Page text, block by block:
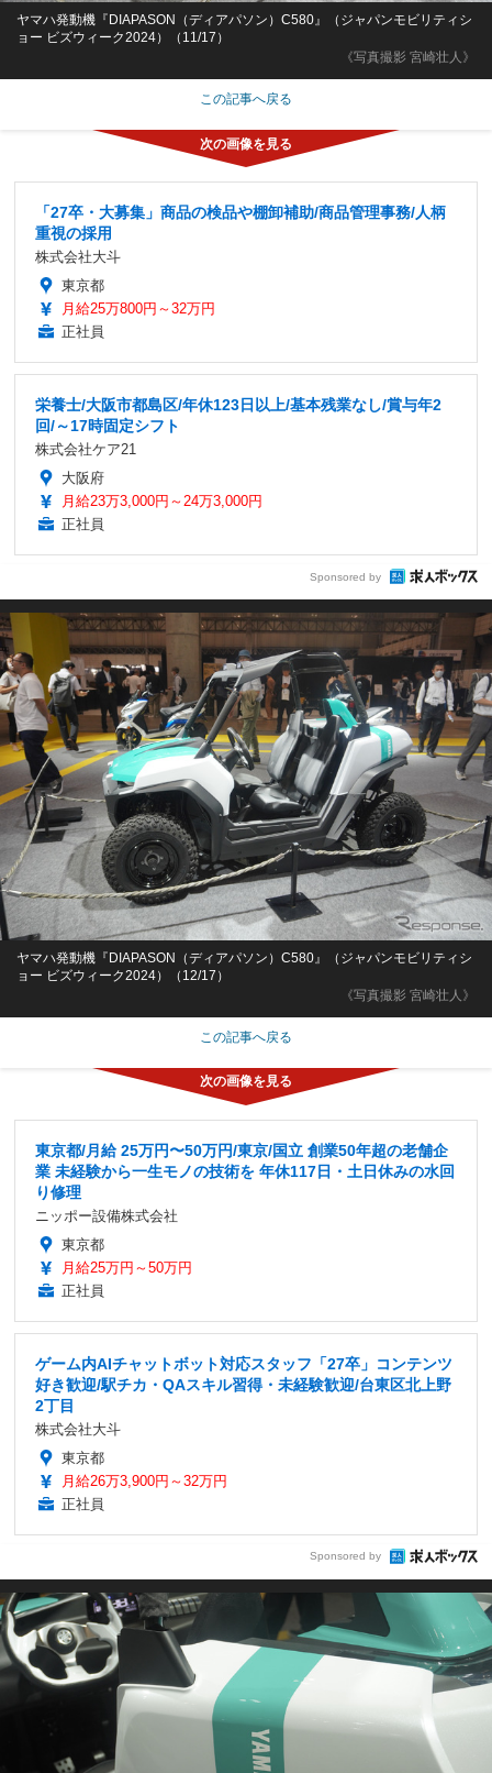
《写真撮影 宮崎壮人》
ヤマハ発動機『DIAPASON（ディアパソン）C580』（ジャパンモビリティシ
ョー ビズウィーク2024）（11/17）
この記事へ戻る
「27卒・大募集」商品の検品や棚卸補助/商品管理事務/人柄
重視の採用
株式会社大斗
東京都
月給25万800円～32万円
正社員
栄養士/大阪市都島区/年休123日以上/基本残業なし/賞与年2
回/～17時固定シフト
株式会社ケア21
大阪府
月給23万3,000円～24万3,000円
正社員
Sponsored by
《写真撮影 宮崎壮人》
ヤマハ発動機『DIAPASON（ディアパソン）C580』（ジャパンモビリティシ
ョー ビズウィーク2024）（12/17）
この記事へ戻る
東京都/月給 25万円〜50万円/東京/国立 創業50年超の老舗企
業 未経験から一生モノの技術を 年休117日・土日休みの水回
り修理
ニッポー設備株式会社
東京都
月給25万円～50万円
正社員
ゲーム内AIチャットボット対応スタッフ「27卒」コンテンツ
好き歓迎/駅チカ・QAスキル習得・未経験歓迎/台東区北上野
2丁目
株式会社大斗
東京都
月給26万3,900円～32万円
正社員
Sponsored by